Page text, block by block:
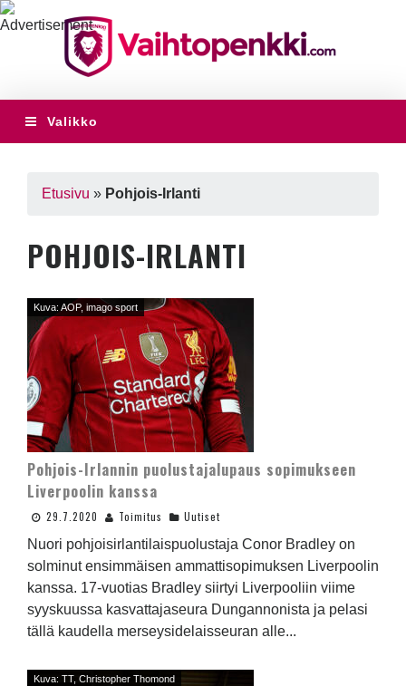
Valikko
Etusivu » Pohjois-Irlanti
POHJOIS-IRLANTI
Kuva: AOP, imago sport
Pohjois-Irlannin puolustajalupaus sopimukseen
Liverpoolin kanssa
29.7.2020 Toimitus Uutiset
Nuori pohjoisirlantilaispuolustaja Conor Bradley on
solminut ensimmäisen ammattisopimuksen Liverpoolin
kanssa. 17-vuotias Bradley siirtyi Liverpooliin viime
syyskuussa kasvattajaseura Dungannonista ja pelasi
tällä kaudella merseysidelaisseuran alle...
Kuva: TT, Christopher Thomond